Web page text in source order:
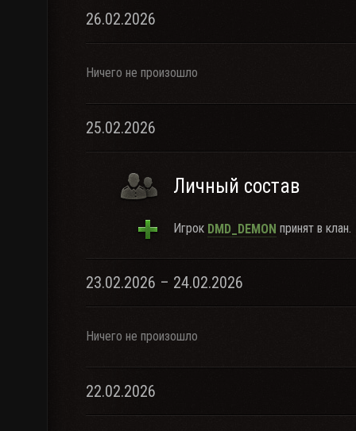
26.02.2026
Ничего не произошло
25.02.2026
Личный состав
Игрок DMD_DEMON принят в клан.
23.02.2026 – 24.02.2026
Ничего не произошло
22.02.2026